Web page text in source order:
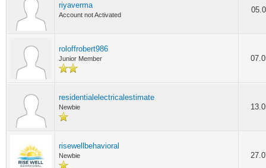
riyaverma
Account not Activated
roloffrobert986
Junior Member
residentialelectricalestimate
Newbie
risewellbehavioral
Newbie